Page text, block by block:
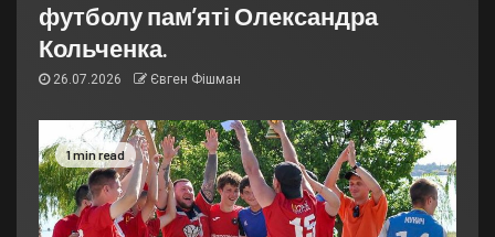
футболу пам’яті Олександра
Кольченка.
26.07.2026 Євген Фішман
1 min read